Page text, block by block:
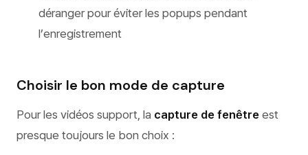
déranger pour éviter les popups pendant
l’enregistrement
Choisir le bon mode de capture
Pour les vidéos support, la capture de fenêtre est
presque toujours le bon choix :